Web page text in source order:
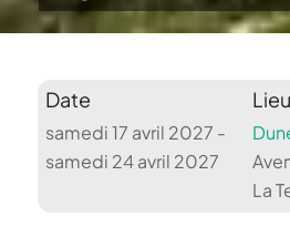
Date
samedi 17 avril 2027 -
samedi 24 avril 2027
Lieu
La